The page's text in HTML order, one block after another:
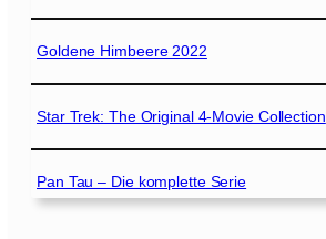
Goldene Himbeere 2022
Star Trek: The Original 4-Movie Collection
Pan Tau – Die komplette Serie